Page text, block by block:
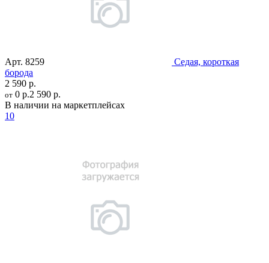
Арт. 8259
Седая, короткая
борода
2 590 р.
от 0 р.2 590 р.
В наличии на маркетплейсах
10